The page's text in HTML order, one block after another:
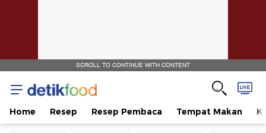
SCROLL TO CONTINUE WITH CONTENT
Home Resep Resep Pembaca Tempat Makan